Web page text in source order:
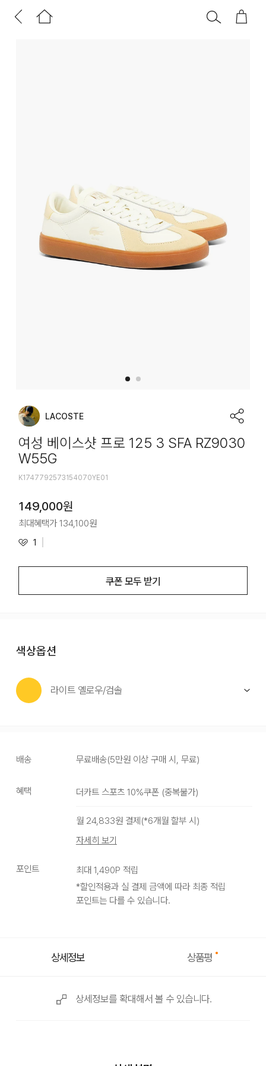
LACOSTE
여성 베이스샷 프로 125 3 SFA RZ9030
W55G
K1747792573154070YE01
149,000원
최대혜택가134,100원
1
쿠폰 모두 받기
색상옵션
라이트 옐로우/검솔
배송 무료배송(5만원 이상 구매 시, 무료)
혜택 더카트 스포츠 10%쿠폰(중복불가)
월 24,833원 결제(*6개월 할부 시)
자세히 보기
포인트 최대 1,490P 적립
*할인적용과 실 결제 금액에 따라 최종 적립
포인트는 다를 수 있습니다.
상세정보 상품평
상세정보를 확대해서 볼 수 있습니다.